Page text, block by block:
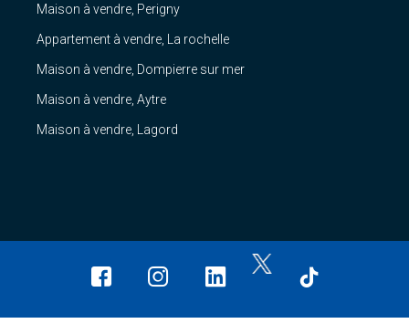
Maison à vendre, Perigny
Appartement à vendre, La rochelle
Maison à vendre, Dompierre sur mer
Maison à vendre, Aytre
Maison à vendre, Lagord